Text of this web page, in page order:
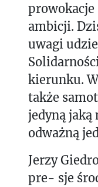
prowokacje
ambicji.
uwagi
kierunku.
także
jedyną jaką
odważną
Jerzy
pre- sje